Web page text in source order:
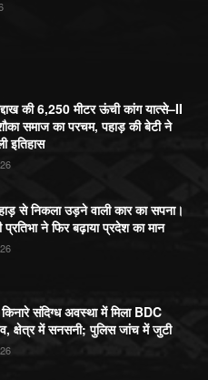
की 6,250 मीटर ऊंची कांग यात्से–II
समाज का परचम, पहाड़ की बेटी ने
इतिहास
से निकला उड़ने वाली कार का सपना।
प्रतिभा ने फिर बढ़ाया प्रदेश का मान
किनारे संदिग्ध अवस्था में मिला BDC
क्षेत्र में सनसनी; पुलिस जांच में जुटी